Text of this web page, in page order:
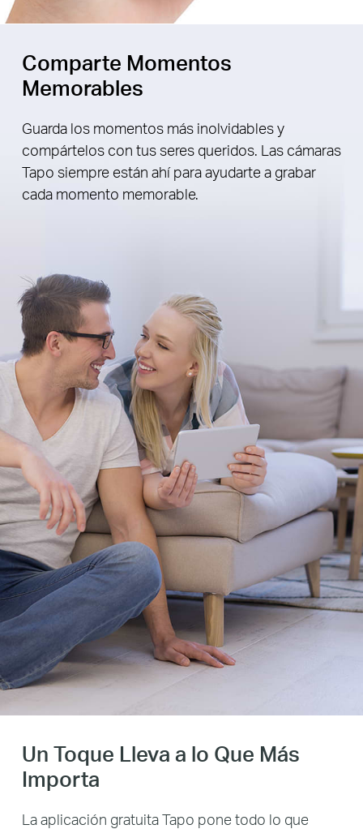
Comparte Momentos
Memorables
Guarda los momentos más inolvidables y
compártelos con tus seres queridos. Las cámaras
Tapo siempre están ahí para ayudarte a grabar
cada momento memorable.
Un Toque Lleva a lo Que Más
Importa
La aplicación gratuita Tapo pone todo lo que